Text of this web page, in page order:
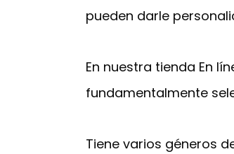
pueden darle
En nuestra tienda En
fundamentalmente
Tiene varios géneros